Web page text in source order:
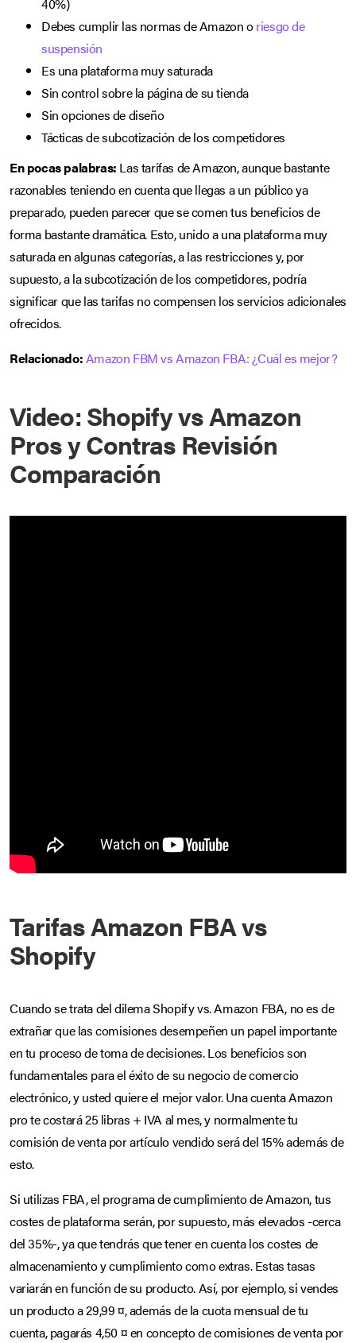
40%)
Debes cumplir las normas de Amazon oriesgo de
suspensión
Es una plataforma muy saturada
Sin control sobre la página de su tienda
Sin opciones de diseño
Tácticas de subcotización de los competidores
En pocas palabras: Las tarifas de Amazon, aunque bastante
razonables teniendo en cuenta que llegas a un público ya
preparado, pueden parecer que se comen tus beneficios de
forma bastante dramática. Esto, unido a una plataforma muy
saturada en algunas categorías, a las restricciones y, por
supuesto, a la subcotización de los competidores, podría
significar que las tarifas no compensen los servicios adicionales
ofrecidos.
Relacionado:Amazon FBM vs Amazon FBA: ¿Cuál es mejor?
Video: Shopify vs Amazon
Pros y Contras Revisión
Comparación
Tarifas Amazon FBA vs
Shopify
Cuando se trata del dilema Shopify vs. Amazon FBA, no es de
extrañar que las comisiones desempeñen un papel importante
en tu proceso de toma de decisiones. Los beneficios son
fundamentales para el éxito de su negocio de comercio
electrónico, y usted quiere el mejor valor. Una cuenta Amazon
pro te costará 25 libras + IVA al mes, y normalmente tu
comisión de venta por artículo vendido será del 15% además de
esto.
Si utilizas FBA, el programa de cumplimiento de Amazon, tus
costes de plataforma serán, por supuesto, más elevados -cerca
del 35%-, ya que tendrás que tener en cuenta los costes de
almacenamiento y cumplimiento como extras. Estas tasas
variarán en función de su producto. Así, por ejemplo, si vendes
un producto a 29,99 ¤, además de la cuota mensual de tu
cuenta, pagarás 4,50 ¤ en concepto de comisiones de venta por